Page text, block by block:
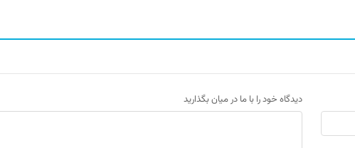
دیدگاه خود را با ما در میان بگذارید